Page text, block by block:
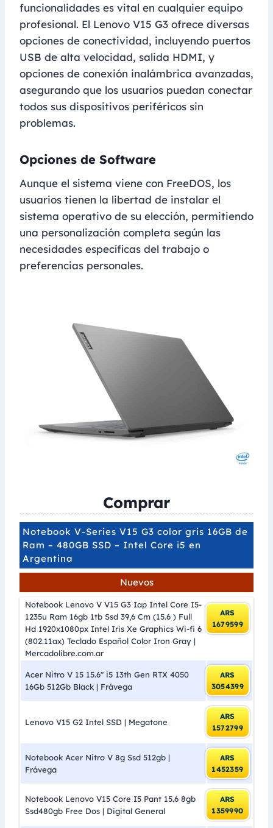
funcionalidades es vital en cualquier equipo
profesional. El Lenovo V15 G3 ofrece diversas
opciones de conectividad, incluyendo puertos
USB de alta velocidad, salida HDMI, y
opciones de conexión inalámbrica avanzadas,
asegurando que los usuarios puedan conectar
todos sus dispositivos periféricos sin
problemas.
Opciones de Software
Aunque el sistema viene con FreeDOS, los
usuarios tienen la libertad de instalar el
sistema operativo de su elección, permitiendo
una personalización completa según las
necesidades específicas del trabajo o
preferencias personales.
Comprar
Notebook V-Series V15 G3 color gris 16GB de
Ram – 480GB SSD – Intel Core i5 en
Argentina
Nuevos
Notebook Lenovo V V15 G3 Iap Intel Core I5-
1235u Ram 16gb 1tb Ssd 39,6 Cm (15.6 ) Full
Hd 1920x1080px Intel Iris Xe Graphics Wi-fi 6
(802.11ax) Teclado Español Color Iron Gray |
Mercadolibre.com.ar
ARS
1679599
Acer Nitro V 15 15.6″ i5 13th Gen RTX 4050
16Gb 512Gb Black | Frávega
ARS
3054399
Lenovo V15 G2 Intel SSD | Megatone
ARS
1572799
Notebook Acer Nitro V 8g Ssd 512gb |
Frávega
ARS
1452359
Notebook Lenovo V15 Core I5 Pant 15.6 8gb
Ssd480gb Free Dos | Digital General
ARS
1359990